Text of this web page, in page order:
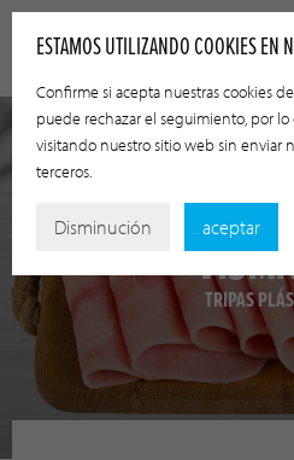
TRIPAS
ESTAMOS UTILIZANDO COOKIES EN
Confirme si acepta nuestras cookies
puede rechazar el seguimiento, por
visitando nuestro sitio web sin enviar
terceros.
Disminución aceptar